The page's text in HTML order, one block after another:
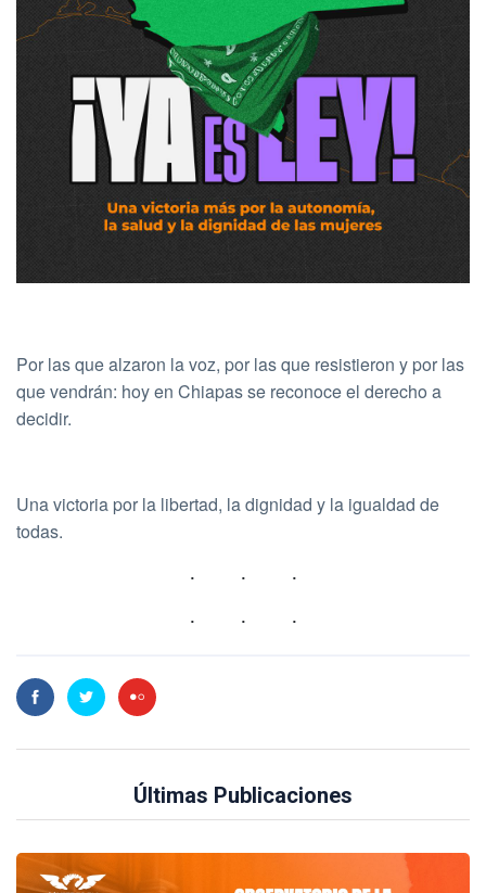
Por las que alzaron la voz, por las que resistieron y por las
que vendrán: hoy en Chiapas se reconoce el derecho a
decidir.
Una victoria por la libertad, la dignidad y la igualdad de
todas.
Últimas Publicaciones